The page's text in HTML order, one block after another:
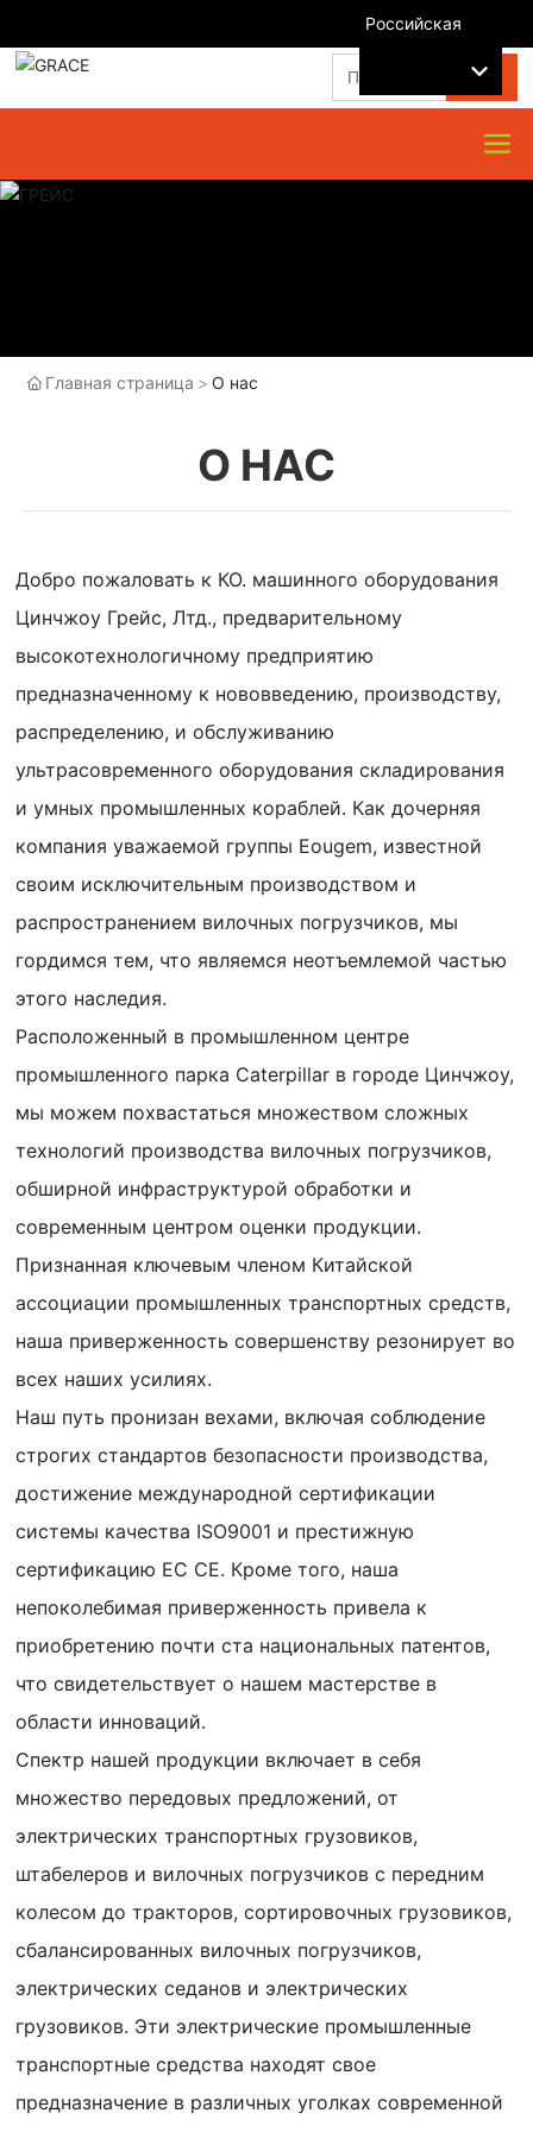
Российская
GO
Главная страница О нас
О НАС
Добро пожаловать к КО. машинного оборудования
Цинчжоу Грейс, Лтд., предварительному
высокотехнологичному предприятию
предназначенному к нововведению, производству,
распределению, и обслуживанию
ультрасовременного оборудования складирования
и умных промышленных кораблей. Как дочерняя
компания уважаемой группы Eougem, известной
своим исключительным производством и
распространением вилочных погрузчиков, мы
гордимся тем, что являемся неотъемлемой частью
этого наследия.
Расположенный в промышленном центре
промышленного парка Caterpillar в городе Цинчжоу,
мы можем похвастаться множеством сложных
технологий производства вилочных погрузчиков,
обширной инфраструктурой обработки и
современным центром оценки продукции.
Признанная ключевым членом Китайской
ассоциации промышленных транспортных средств,
наша приверженность совершенству резонирует во
всех наших усилиях.
Наш путь пронизан вехами, включая соблюдение
строгих стандартов безопасности производства,
достижение международной сертификации
системы качества ISO9001 и престижную
сертификацию ЕС CE. Кроме того, наша
непоколебимая приверженность привела к
приобретению почти ста национальных патентов,
что свидетельствует о нашем мастерстве в
области инноваций.
Спектр нашей продукции включает в себя
множество передовых предложений, от
электрических транспортных грузовиков,
штабелеров и вилочных погрузчиков с передним
колесом до тракторов, сортировочных грузовиков,
сбалансированных вилочных погрузчиков,
электрических седанов и электрических
грузовиков. Эти электрические промышленные
транспортные средства находят свое
предназначение в различных уголках современной